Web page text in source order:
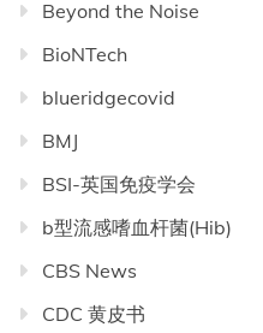
Beyond the Noise
BioNTech
blueridgecovid
BMJ
BSI-英国免疫学会
b型流感嗜血杆菌(Hib)
CBS News
CDC 黄皮书